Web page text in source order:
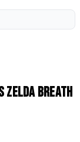
Zelda Breath